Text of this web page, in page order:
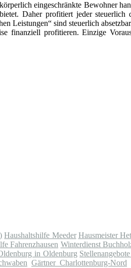
eingeschränkte Bewohner
bietet. Daher profitiert jeder steuerlich
Leistungen“ sind steuerlich
finanziell profitieren. Einzige
Haushaltshilfe Meeder Hausmeister
Fahrenzhausen Winterdienst
in Oldenburg
Gärtner Charlottenburg-Nord